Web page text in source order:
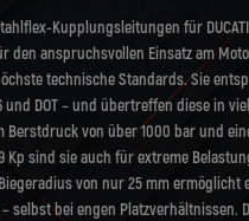
Kupplungsleitungen für
den anspruchsvollen Einsatz am
technische Standards. Sie
und DOT – und übertreffen diese in
Berstdruck von über 1000 bar und
Kp sind sie auch für extreme
von nur 25 mm ermöglicht
selbst bei engen Platzverhältnissen.